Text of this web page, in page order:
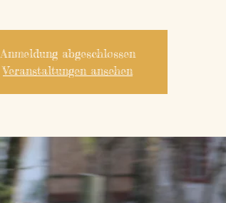
Anmeldung abgeschlossen
Veranstaltungen ansehen